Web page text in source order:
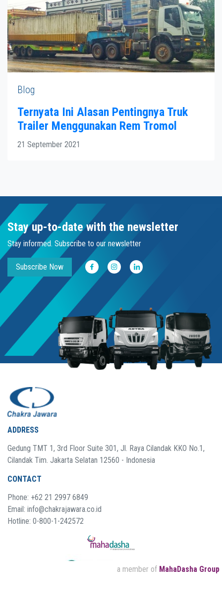
Blog
Ternyata Ini Alasan Pentingnya Truk
Trailer Menggunakan Rem Tromol
21 September 2021
Stay up-to-date with the newsletter
Stay informed. Subscribe to our newsletter
Subscribe Now
ADDRESS
Gedung TMT 1, 3rd Floor Suite 301, Jl. Raya Cilandak KKO No.1,
Cilandak Tim. Jakarta Selatan 12560 - Indonesia
CONTACT
Phone: +62 21 2997 6849
Email: info@chakrajawara.co.id
Hotline: 0-800-1-242572
a member of MahaDasha Group